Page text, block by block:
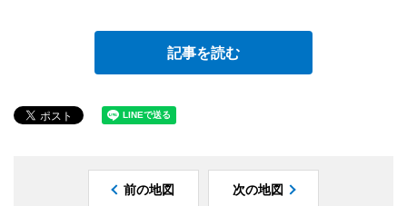
記事を読む
前の地図 次の地図